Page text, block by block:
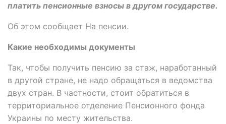
платить пенсионные взносы в другом государстве.
Об этом сообщает На пенсии.
Какие необходимы документы
Так, чтобы получить пенсию за стаж, наработанный
в другой стране, не надо обращаться в ведомства
двух стран. В частности, стоит обратиться в
территориальное отделение Пенсионного фонда
Украины по месту жительства.